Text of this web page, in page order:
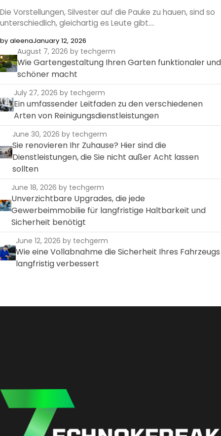
Die Vorstellungen, Silvester auf die Pauke zu hauen, sind so
unterschiedlich, gleichartig es Leute gibt.…
by aleenaJanuary 12, 2026
August 7, 2026 by techgerm
Wie Gartengestaltung Ihren Garten funktionaler und
schöner macht
July 27, 2026 by techgerm
Ein umfassender Leitfaden zu den verschiedenen
Arten von Reinigungsdienstleistungen
June 30, 2026by techgerm
Sie renovieren Ihr Zuhause? Hier sind die
Dienstleistungen, die Sie nicht außer Acht lassen
sollten
June 18, 2026by techgerm
Unverzichtbare Upgrades, die jede
Gewerbeimmobilie für langfristige Haltbarkeit und
Sicherheit benötigt
June 12, 2026 by techgerm
Wie eine Vollabnahme die Sicherheit Ihres Fahrzeugs
langfristig verbessert